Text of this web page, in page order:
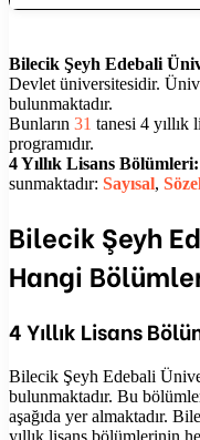
Bilecik Şeyh Edebali
Devlet üniversitesidir.
bulunmaktadır.
Bunların 31 tanesi 4 yıllık
programıdır.
4 Yıllık Lisans Bölümleri:
sunmaktadır: Sayısal,
Bilecik Şeyh
Hangi
4 Yıllık Lisans
Bilecik Şeyh Edebali
bulunmaktadır. Bu
aşağıda yer almaktadır.
yıllık lisans bölümlerinin